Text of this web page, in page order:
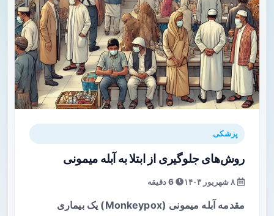
پزشکی
روش‌های جلوگیری از ابتلا به آبله میمونی
6 دقیقه
مقدمه آبله میمونی (Monkeypox) یک بیماری